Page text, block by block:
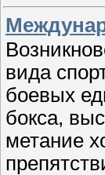
вида
боевых
бокса,
метание